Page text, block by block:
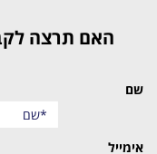
האם תרצה לקבל עידכונים אודות אירועים
שם
אימייל